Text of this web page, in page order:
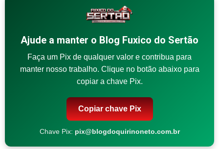
Ajude a manter o Blog Fuxico do Sertão
Faça um Pix de qualquer valor e contribua para
manter nosso trabalho. Clique no botão abaixo para
copiar a chave Pix.
Copiar chave Pix
Chave Pix: pix@blogdoquirinoneto.com.br